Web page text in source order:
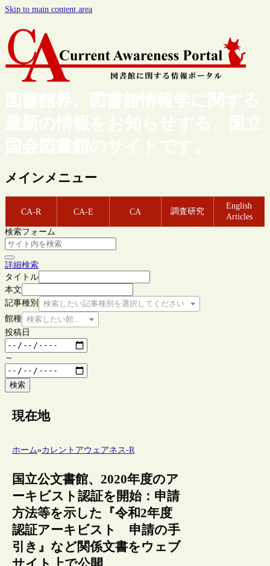
Skip to main content area
図書館界、図書館情報学に関する
最新の情報をお知らせする、国立
国会図書館のサイトです。
メインメニュー
CA-R CA-E CA 調査研究
English
Articles
検索フォーム
詳細検索
タイトル
本文
記事種別
検索したい記事種別を選択してください
館種 検索したい館種を選択してください
投稿日
～
検索
現在地
ホーム»カレントアウェアネス-R
国立公文書館、2020年度のア
ーキビスト認証を開始：申請
方法等を示した『令和2年度
認証アーキビスト 申請の手
引き』など関係文書をウェブ